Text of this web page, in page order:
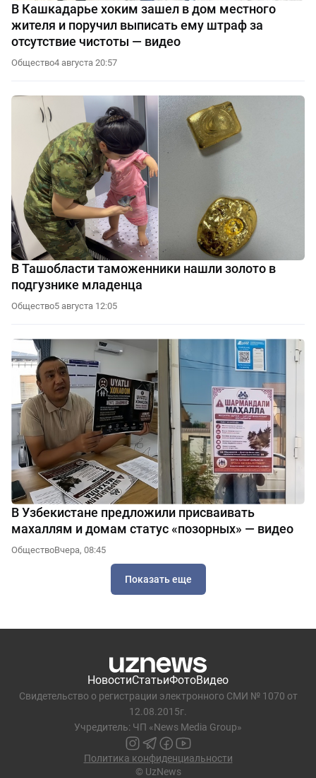
В Кашкадарье хоким зашел в дом местного
жителя и поручил выписать ему штраф за
отсутствие чистоты — видео
Общество4 августа 20:57
В Ташобласти таможенники нашли золото в
подгузнике младенца
Общество5 августа 12:05
В Узбекистане предложили присваивать
махаллям и домам статус «позорных» — видео
ОбществоВчера, 08:45
Показать еще
НовостиСтатьиФотоВидео
Свидетельство о регистрации электронного СМИ № 1070 от
12.08.2015г.
Учредитель: ЧП «News Media Group»
Политика конфиденциальности
© UzNews